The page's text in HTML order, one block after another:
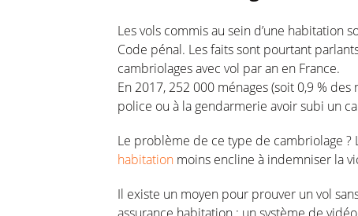
Les vols commis au sein d’une habitation
Code pénal. Les faits sont pourtant
cambriolages avec vol par an en France.
En 2017, 252 000 ménages (soit 0,9 %
police ou à la gendarmerie avoir subi un
Le problème de ce type de cambriolage ?
habitation moins encline à indemniser la
Il existe un moyen pour prouver un vol